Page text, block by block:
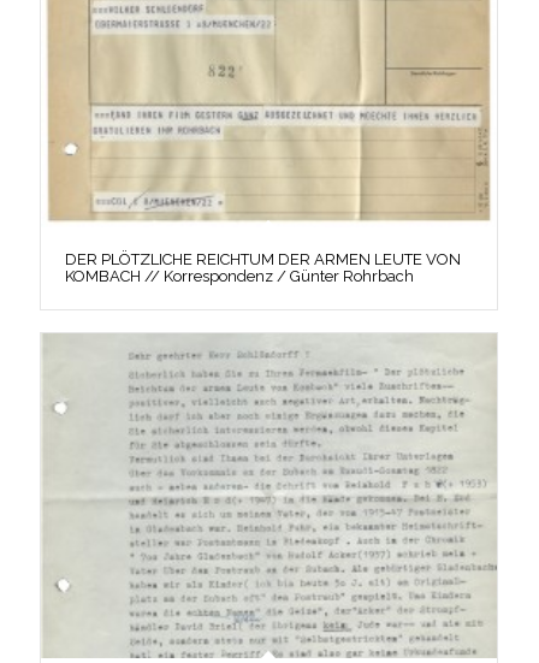
DER PLÖTZLICHE REICHTUM DER ARMEN LEUTE VON
KOMBACH // Korrespondenz / Günter Rohrbach